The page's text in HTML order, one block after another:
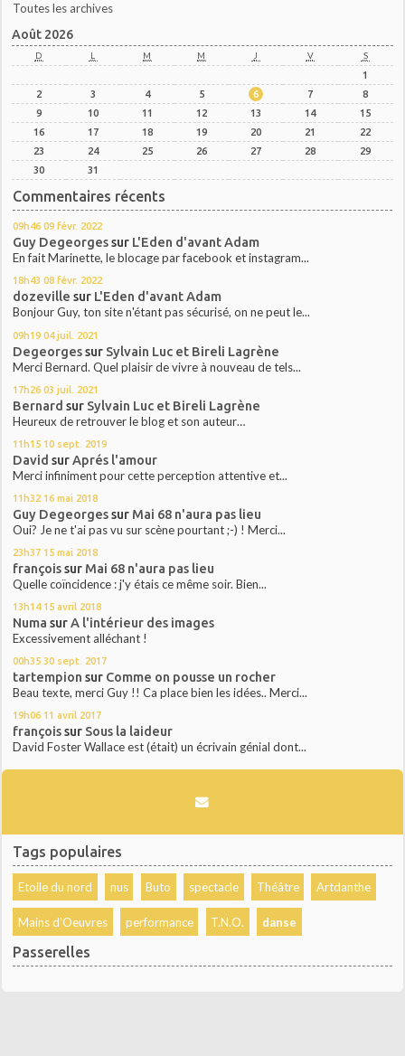
Toutes les archives
Août 2026
D L M M J V S
1
2
3 4 5 6 7
8
9
10 11 12 13 14
15
16
17 18 19 20 21
22
23
24 25 26 27 28
29
30
31
Commentaires récents
09h46 09 févr. 2022
Guy Degeorgessur L'Eden d'avant Adam
En fait Marinette, le blocage par facebook et instagram...
18h43 08 févr. 2022
dozeville sur L'Eden d'avant Adam
Bonjour Guy, ton site n'étant pas sécurisé, on ne peut le...
09h19 04 juil. 2021
Degeorgessur Sylvain Luc et Bireli Lagrène
Merci Bernard. Quel plaisir de vivre à nouveau de tels...
17h26 03 juil. 2021
Bernard sur Sylvain Luc et Bireli Lagrène
Heureux de retrouver le blog et son auteur…
11h15 10 sept. 2019
David surAprés l'amour
Merci infiniment pour cette perception attentive et...
11h32 16 mai 2018
Guy Degeorgessur Mai 68 n'aura pas lieu
Oui? Je ne t'ai pas vu sur scène pourtant ;-) ! Merci...
23h37 15 mai 2018
françoissur Mai 68 n'aura pas lieu
Quelle coïncidence : j'y étais ce même soir. Bien...
13h14 15 avril 2018
Numa surA l'intérieur des images
Excessivement alléchant !
00h35 30 sept. 2017
tartempion sur Comme on pousse un rocher
Beau texte, merci Guy !! Ca place bien les idées.. Merci...
19h06 11 avril 2017
françoissur Sous la laideur
David Foster Wallace est (était) un écrivain génial dont...
Tags populaires
Etoile du nord nus Buto spectacle Théâtre Artdanthe
Mains d'Oeuvres performance T.N.O. danse
Passerelles